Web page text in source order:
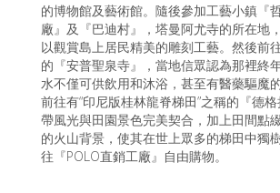
的博物館及藝術館。隨後參加工藝小鎮『
廠』及『巴迪村』，塔曼阿尤寺的所在地
以觀賞島上居民精美的雕刻工藝。然後前
的『安普聖泉寺』，當地信眾認為那裡終
水不僅可供飲用和沐浴，甚至有醫藥驅魔
前往有“印尼版桂林龍脊梯田”之稱的『德
帶風光與田園景色完美契合，加上田間點
的火山背景，使其在世上眾多的梯田中獨
往『POLO直銷工廠』自由購物。